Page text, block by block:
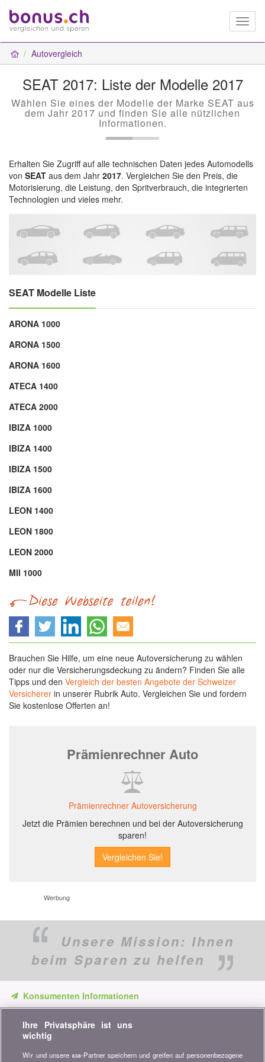
Autovergleich
SEAT 2017: Liste der Modelle 2017
Wählen Sie eines der Modelle der Marke SEAT aus
dem Jahr 2017 und finden Sie alle nützlichen
Informationen.
Erhalten Sie Zugriff auf alle technischen Daten jedes Automodells
von SEAT aus dem Jahr 2017. Vergleichen Sie den Preis, die
Motorisierung, die Leistung, den Spritverbrauch, die integrierten
Technologien und vieles mehr.
SEAT Modelle Liste
ARONA 1000
ARONA 1500
ARONA 1600
ATECA 1400
ATECA 2000
IBIZA 1000
IBIZA 1400
IBIZA 1500
IBIZA 1600
LEON 1400
LEON 1800
LEON 2000
MII 1000
Brauchen Sie Hilfe, um eine neue Autoversicherung zu wählen
oder nur die Versicherungsdeckung zu ändern? Finden Sie alle
Tipps und den Vergleich der besten Angebote der Schweizer
Versicherer in unserer Rubrik Auto. Vergleichen Sie und fordern
Sie kostenlose Offerten an!
Prämienrechner Auto
Prämienrechner Autoversicherung
Jetzt die Prämien berechnen und bei der Autoversicherung
sparen!
Werbung
Unsere Mission: Ihnen
beim Sparen zu helfen
Konsumenten Informationen
unsere Vergleiche, Ratschläge und Tipps in den Bereichen
Versicherung, Finanzen, Konsumgüter und vieles mehr...
Ihre Privatsphäre ist uns
wichtig
Wir und unsere 638-Partner speichern und greifen auf personenbezogene